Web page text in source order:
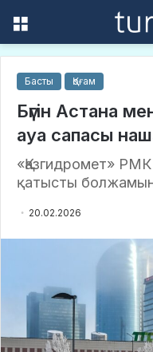
Басты Қоғам
Бүгін Астана
ауа сапасы
«Қазгидромет» РМК
қатысты
20.02.2026